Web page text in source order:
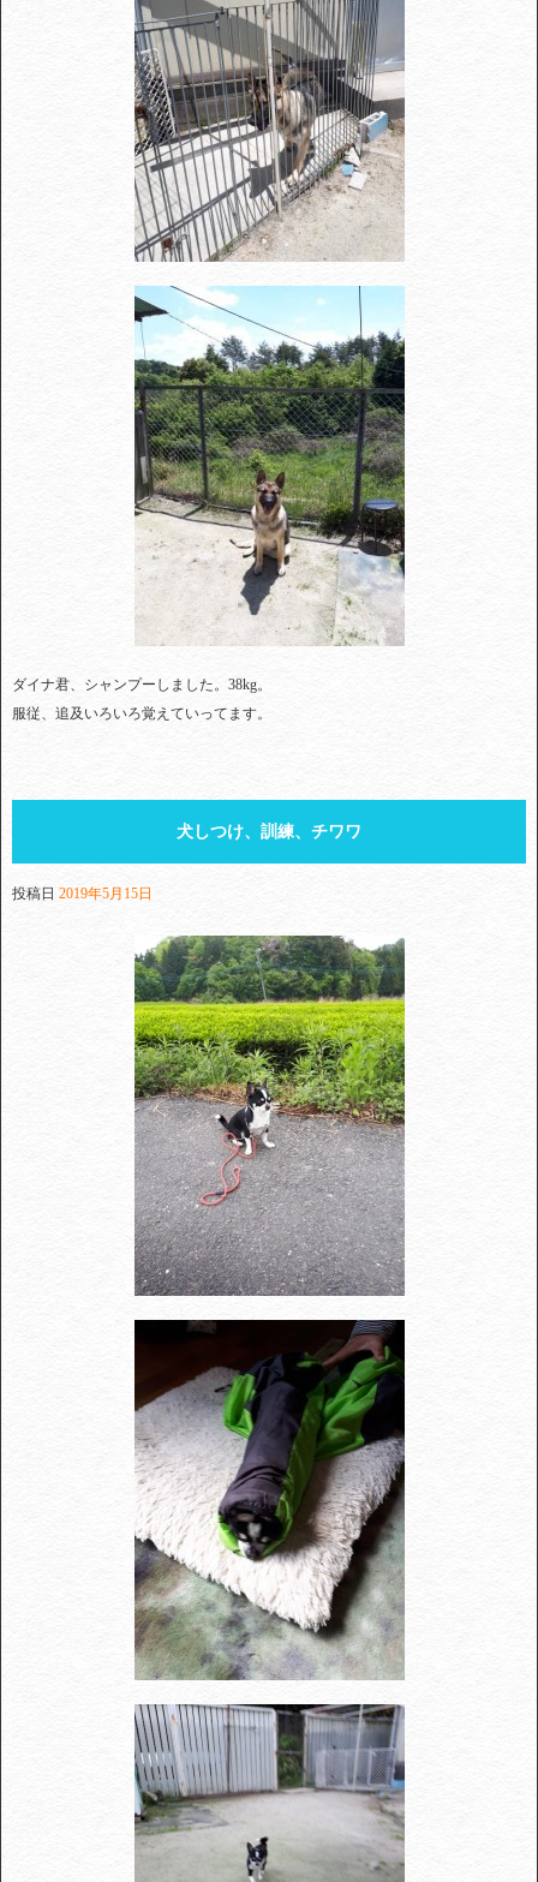
ダイナ君、シャンプーしました。38kg。
服従、追及いろいろ覚えていってます。
犬しつけ、訓練、チワワ
投稿日 2019年5月15日